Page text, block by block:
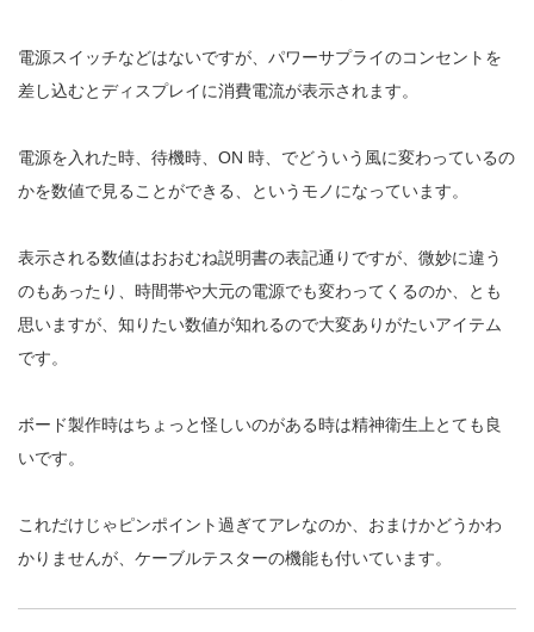
電源スイッチなどはないですが、パワーサプライのコンセントを
差し込むとディスプレイに消費電流が表示されます。
電源を入れた時、待機時、ON 時、でどういう風に変わっているの
かを数値で見ることができる、というモノになっています。
表示される数値はおおむね説明書の表記通りですが、微妙に違う
のもあったり、時間帯や大元の電源でも変わってくるのか、とも
思いますが、知りたい数値が知れるので大変ありがたいアイテム
です。
ボード製作時はちょっと怪しいのがある時は精神衛生上とても良
いです。
これだけじゃピンポイント過ぎてアレなのか、おまけかどうかわ
かりませんが、ケーブルテスターの機能も付いています。